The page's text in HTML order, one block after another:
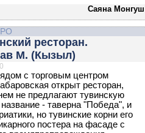
Саяна Монгуш
ресторан.
М. (Кызыл)
с торговым центром
открыт ресторан,
не предлагают тувинскую
- таверна "Победа", и
но тувинские корни его
постера на фасаде с